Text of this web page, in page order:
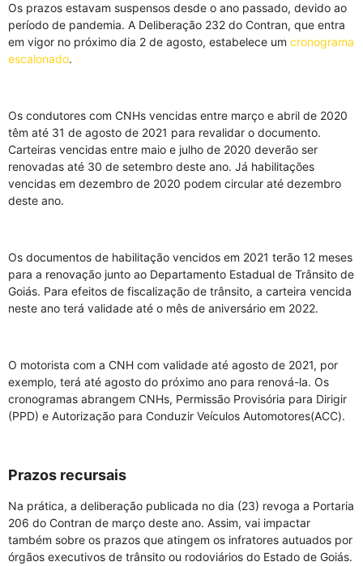
Os prazos estavam suspensos desde o ano passado, devido ao
período de pandemia. A Deliberação 232 do Contran, que entra
em vigor no próximo dia 2 de agosto, estabelece um cronograma
escalonado.
Os condutores com CNHs vencidas entre março e abril de 2020
têm até 31 de agosto de 2021 para revalidar o documento.
Carteiras vencidas entre maio e julho de 2020 deverão ser
renovadas até 30 de setembro deste ano. Já habilitações
vencidas em dezembro de 2020 podem circular até dezembro
deste ano.
Os documentos de habilitação vencidos em 2021 terão 12 meses
para a renovação junto ao Departamento Estadual de Trânsito de
Goiás. Para efeitos de fiscalização de trânsito, a carteira vencida
neste ano terá validade até o mês de aniversário em 2022.
O motorista com a CNH com validade até agosto de 2021, por
exemplo, terá até agosto do próximo ano para renová-la. Os
cronogramas abrangem CNHs, Permissão Provisória para Dirigir
(PPD) e Autorização para Conduzir Veículos Automotores(ACC).
Prazos recursais
Na prática, a deliberação publicada no dia (23) revoga a Portaria
206 do Contran de março deste ano. Assim, vai impactar
também sobre os prazos que atingem os infratores autuados por
órgãos executivos de trânsito ou rodoviários do Estado de Goiás.